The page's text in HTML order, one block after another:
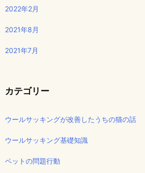
2022年2月
2021年8月
2021年7月
カテゴリー
ウールサッキングが改善したうちの猫の話
ウールサッキング基礎知識
ペットの問題行動